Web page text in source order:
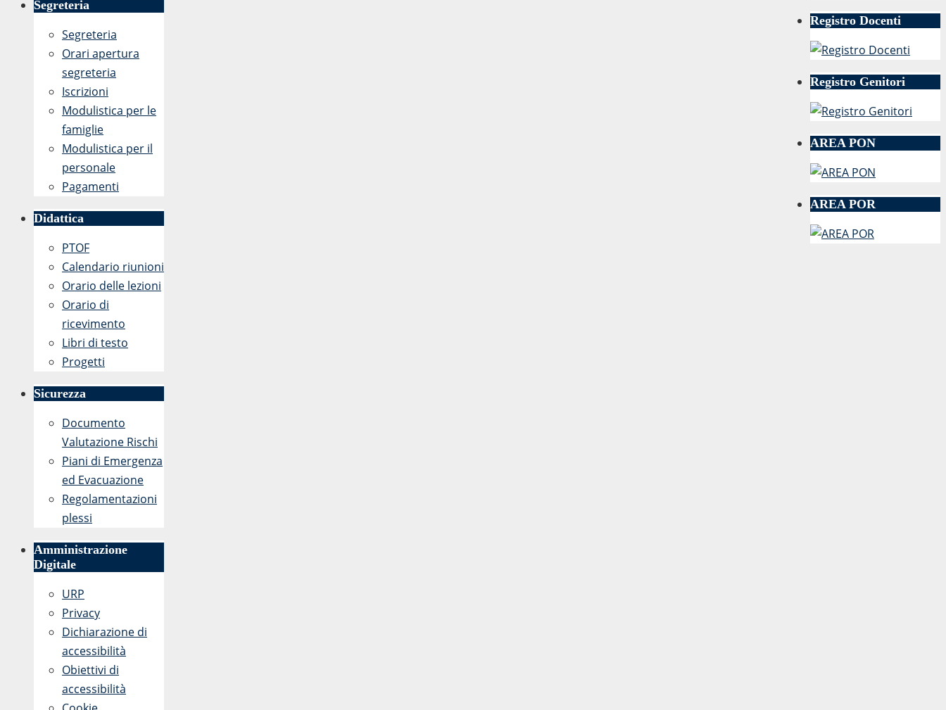
Segreteria
Segreteria
Orari apertura
segreteria
Iscrizioni
Modulistica per le
famiglie
Modulistica per il
personale
Pagamenti
Didattica
PTOF
Calendario riunioni
Orario delle lezioni
Orario di
ricevimento
Libri di testo
Progetti
Sicurezza
Documento
Valutazione Rischi
Piani di Emergenza
ed Evacuazione
Regolamentazioni
plessi
Amministrazione
Digitale
URP
Privacy
Dichiarazione di
accessibilità
Obiettivi di
accessibilità
Registro Docenti
Registro Genitori
AREA PON
AREA POR